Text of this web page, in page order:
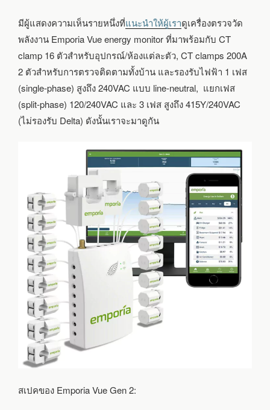
เฟส
มีผู้แสดงความเห็นรายหนึ่งที่แนะนำให้ผู้เราดูเครื่องตรวจวัด
พลังงาน Emporia Vue energy monitor ที่มาพร้อมกับ CT
clamp 16 ตัวสำหรับอุปกรณ์/ห้องแต่ละตัว, CT clamps 200A
2 ตัวสำหรับการตรวจติดตามทั้งบ้าน และรองรับไฟฟ้า 1 เฟส
(single-phase) สูงถึง 240VAC แบบ line-neutral, แยกเฟส
(split-phase) 120/240VAC และ 3 เฟส สูงถึง 415Y/240VAC
(ไม่รองรับ Delta) ดังนั้นเราจะมาดูกัน
สเปคของ Emporia Vue Gen 2: